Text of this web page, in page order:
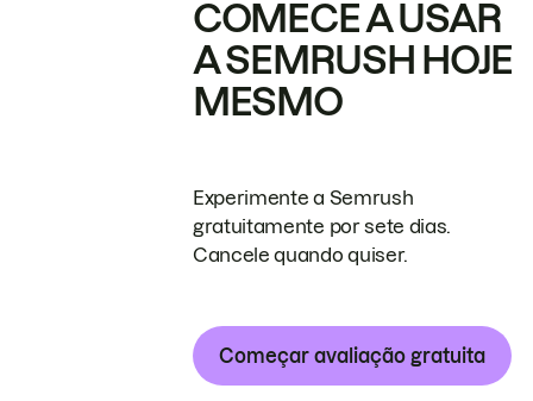
COMECE A USAR
A SEMRUSH HOJE
MESMO
Experimente a Semrush
gratuitamente por sete dias.
Cancele quando quiser.
Começar avaliação gratuita